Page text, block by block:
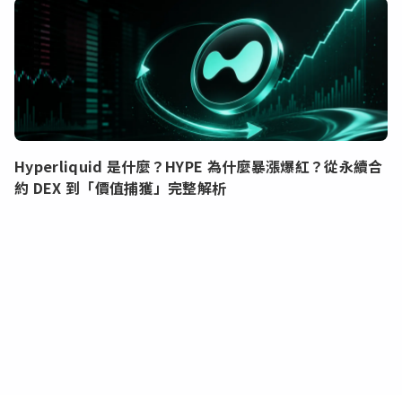
Hyperliquid 是什麼？HYPE 為什麼暴漲爆紅？從永續合
約 DEX 到「價值捕獲」完整解析